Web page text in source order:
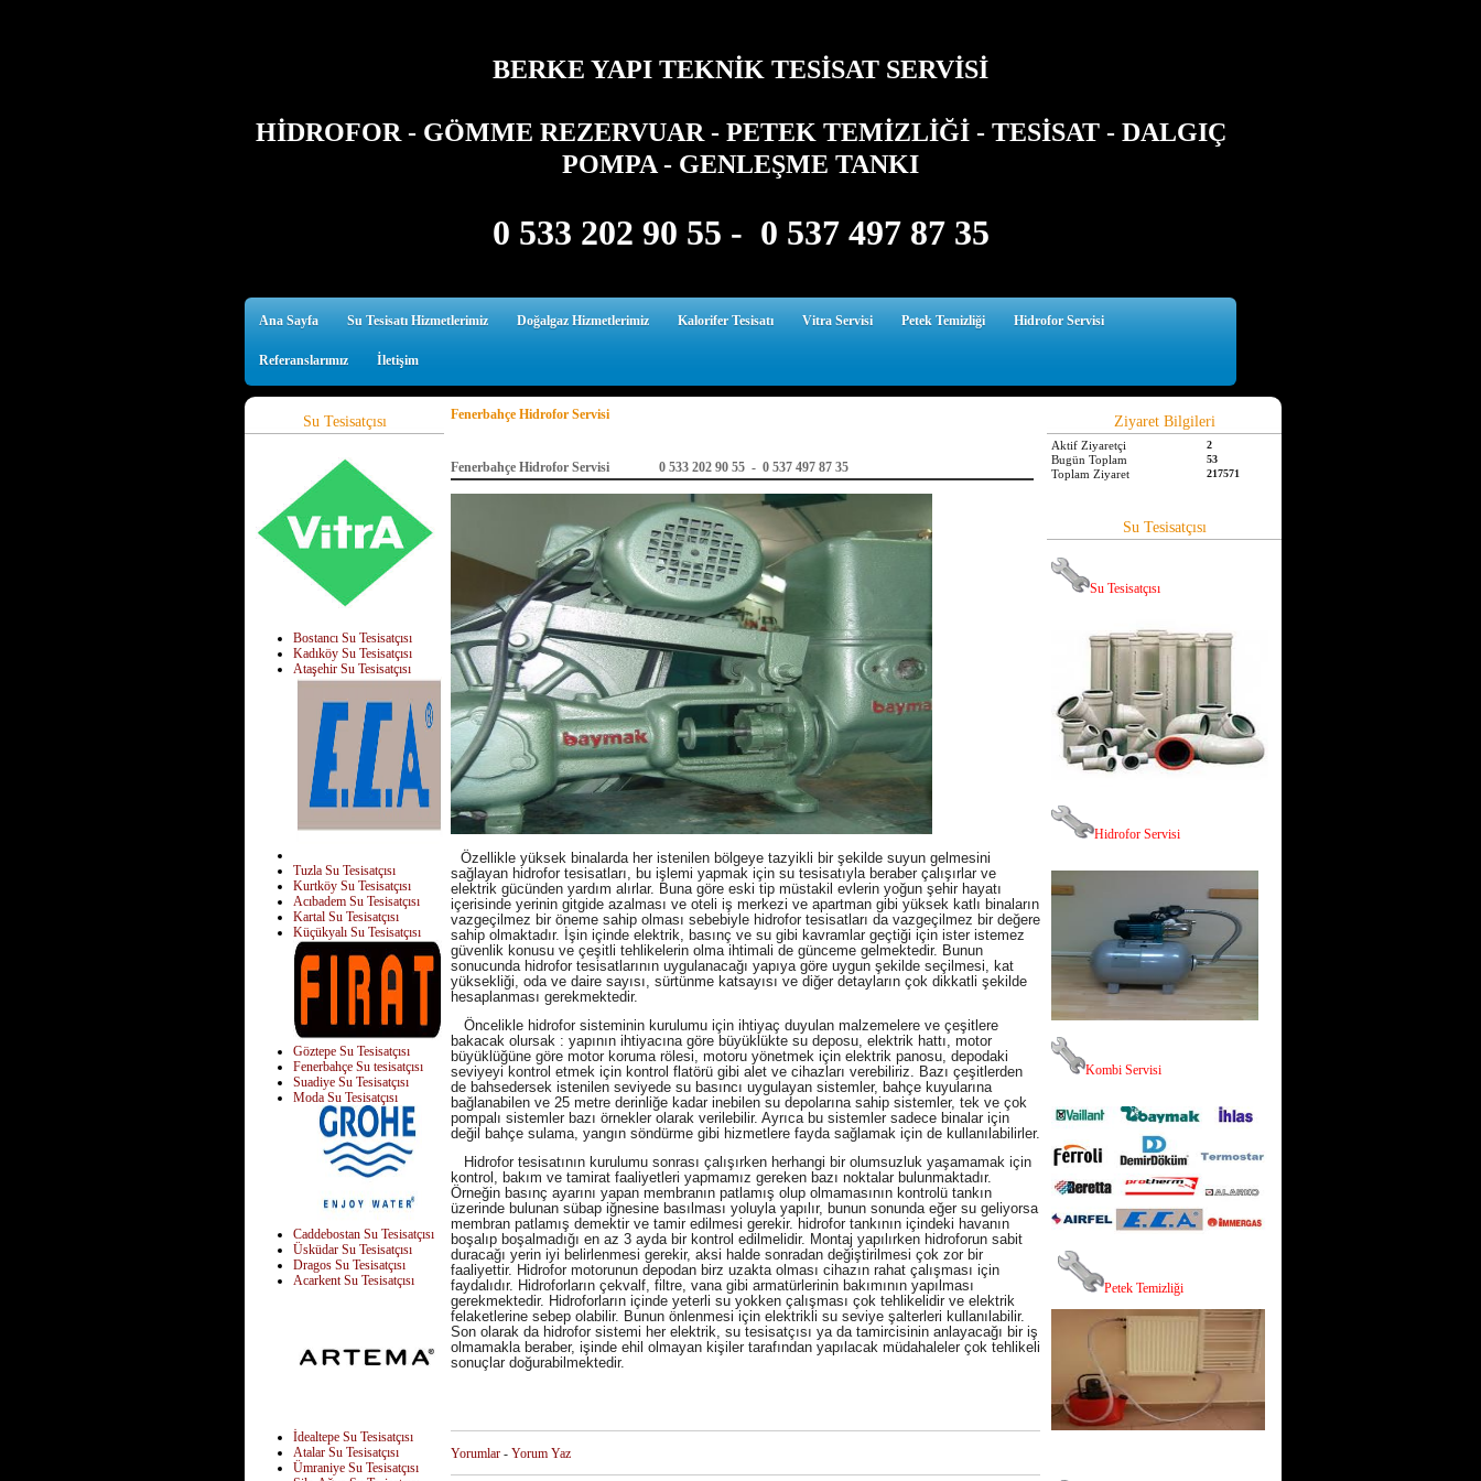
BERKE YAPI TEKNİK TESİSAT SERVİSİ
HİDROFOR - GÖMME REZERVUAR - PETEK TEMİZLİĞİ - TESİSAT - DALGIÇ
POMPA - GENLEŞME TANKI
0 533 202 90 55 - 0 537 497 87 35
Ana Sayfa Su Tesisatı Hizmetlerimiz Doğalgaz Hizmetlerimiz Kalorifer Tesisatı Vitra Servisi Petek Temizliği Hidrofor Servisi
Referanslarımız İletişim
Su Tesisatçısı
Bostancı Su Tesisatçısı
Kadıköy Su Tesisatçısı
Ataşehir Su Tesisatçısı
Tuzla Su Tesisatçısı
Kurtköy Su Tesisatçısı
Acıbadem Su Tesisatçısı
Kartal Su Tesisatçısı
Küçükyalı Su Tesisatçısı
Göztepe Su Tesisatçısı
Fenerbahçe Su tesisatçısı
Suadiye Su Tesisatçısı
Moda Su Tesisatçısı
Caddebostan Su Tesisatçısı
Üsküdar Su Tesisatçısı
Dragos Su Tesisatçısı
Acarkent Su Tesisatçısı
İdealtepe Su Tesisatçısı
Atalar Su Tesisatçısı
Ümraniye Su Tesisatçısı
Fenerbahçe Hidrofor Servisi
Fenerbahçe Hidrofor Servisi 0 533 202 90 55 - 0 537 497 87 35
Özellikle yüksek binalarda her istenilen bölgeye tazyikli bir şekilde suyun gelmesini
sağlayan hidrofor tesisatları, bu işlemi yapmak için su tesisatıyla beraber çalışırlar ve
elektrik gücünden yardım alırlar. Buna göre eski tip müstakil evlerin yoğun şehir hayatı
içerisinde yerinin gitgide azalması ve oteli iş merkezi ve apartman gibi yüksek katlı binaların
vazgeçilmez bir öneme sahip olması sebebiyle hidrofor tesisatları da vazgeçilmez bir değere
sahip olmaktadır. İşin içinde elektrik, basınç ve su gibi kavramlar geçtiği için ister istemez
güvenlik konusu ve çeşitli tehlikelerin olma ihtimali de günceme gelmektedir. Bunun
sonucunda hidrofor tesisatlarının uygulanacağı yapıya göre uygun şekilde seçilmesi, kat
yüksekliği, oda ve daire sayısı, sürtünme katsayısı ve diğer detayların çok dikkatli şekilde
hesaplanması gerekmektedir.
Öncelikle hidrofor sisteminin kurulumu için ihtiyaç duyulan malzemelere ve çeşitlere
bakacak olursak : yapının ihtiyacına göre büyüklükte su deposu, elektrik hattı, motor
büyüklüğüne göre motor koruma rölesi, motoru yönetmek için elektrik panosu, depodaki
seviyeyi kontrol etmek için kontrol flatörü gibi alet ve cihazları verebiliriz. Bazı çeşitlerden
de bahsedersek istenilen seviyede su basıncı uygulayan sistemler, bahçe kuyularına
bağlanabilen ve 25 metre derinliğe kadar inebilen su depolarına sahip sistemler, tek ve çok
pompalı sistemler bazı örnekler olarak verilebilir. Ayrıca bu sistemler sadece binalar için
değil bahçe sulama, yangın söndürme gibi hizmetlere fayda sağlamak için de kullanılabilirler.
Hidrofor tesisatının kurulumu sonrası çalışırken herhangi bir olumsuzluk yaşamamak için
kontrol, bakım ve tamirat faaliyetleri yapmamız gereken bazı noktalar bulunmaktadır.
Örneğin basınç ayarını yapan membranın patlamış olup olmamasının kontrolü tankın
üzerinde bulunan sübap iğnesine basılması yoluyla yapılır, bunun sonunda eğer su geliyorsa
membran patlamış demektir ve tamir edilmesi gerekir. hidrofor tankının içindeki havanın
boşalıp boşalmadığı en az 3 ayda bir kontrol edilmelidir. Montaj yapılırken hidroforun sabit
duracağı yerin iyi belirlenmesi gerekir, aksi halde sonradan değiştirilmesi çok zor bir
faaliyettir. Hidrofor motorunun depodan birz uzakta olması cihazın rahat çalışması için
faydalıdır. Hidroforların çekvalf, filtre, vana gibi armatürlerinin bakımının yapılması
gerekmektedir. Hidroforların içinde yeterli su yokken çalışması çok tehlikelidir ve elektrik
felaketlerine sebep olabilir. Bunun önlenmesi için elektrikli su seviye şalterleri kullanılabilir.
Son olarak da hidrofor sistemi her elektrik, su tesisatçısı ya da tamircisinin anlayacağı bir iş
olmamakla beraber, işinde ehil olmayan kişiler tarafından yapılacak müdahaleler çok tehlikeli
sonuçlar doğurabilmektedir.
Yorumlar - Yorum Yaz
Ziyaret Bilgileri
Aktif Ziyaretçi 2
Bugün Toplam 53
Toplam Ziyaret 217571
Su Tesisatçısı
Su Tesisatçısı
Hidrofor Servisi
Kombi Servisi
Petek Temizliği